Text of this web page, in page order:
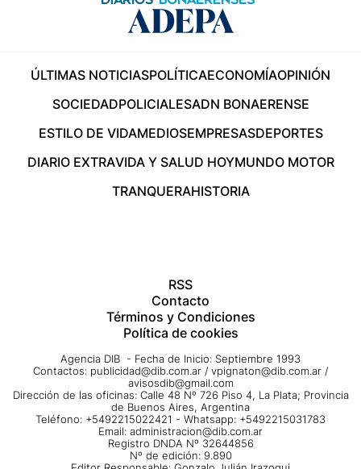
ÚLTIMAS NOTICIASPOLÍTICAECONOMÍAOPINIÓN
SOCIEDADPOLICIALESADN BONAERENSE
ESTILO DE VIDAMEDIOSEMPRESASDEPORTES
DIARIO EXTRAVIDA Y SALUD HOYMUNDO MOTOR
TRANQUERAHISTORIA
RSS
Contacto
Términos y Condiciones
Política de cookies
Agencia DIB - Fecha de Inicio: Septiembre 1993
Contactos: publicidad@dib.com.ar / vpignaton@dib.com.ar /
avisosdib@gmail.com
Dirección de las oficinas: Calle 48 Nº 726 Piso 4, La Plata; Provincia
de Buenos Aires, Argentina
Teléfono: +5492215022421 - Whatsapp: +5492215031783
Email: administracion@dib.com.ar
Registro DNDA Nº 32644856
Nº de edición: 9.890